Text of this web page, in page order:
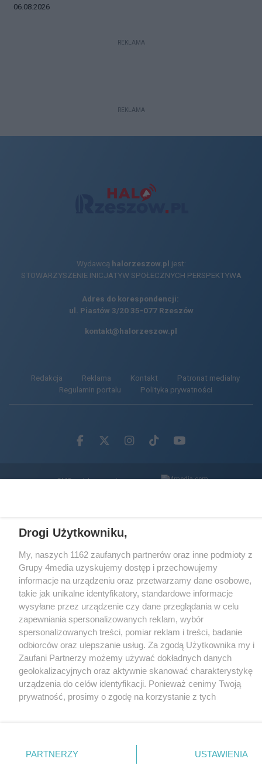
Data dodania galerii:
06.08.2026
REKLAMA
REKLAMA
Wydawcą halorzeszow.pl jest:
STOWARZYSZENIE INICJATYW SPOŁECZNYCH PERSPEKTYWA
Adres do korespondencji:
ul. Piastów 3/20 35-077 Rzeszów
kontakt@halorzeszow.pl
Redakcja Reklama Kontakt
Patronat medialny
Regulamin portalu
Polityka prywatności
Facebook.com
X.comInstagram.com
Tiktok.comYoutube.com
CMS portalu przygotowany przez
Drogi Użytkowniku,
My, naszych 1162 zaufanych partnerów oraz inne podmioty z
Grupy 4media uzyskujemy dostęp i przechowujemy
informacje na urządzeniu oraz przetwarzamy dane osobowe,
takie jak unikalne identyfikatory, standardowe informacje
wysyłane przez urządzenie czy dane przeglądania w celu
zapewniania spersonalizowanych reklam, wybór
spersonalizowanych treści, pomiar reklam i treści, badanie
odbiorców oraz ulepszanie usług. Za zgodą Użytkownika my i
Zaufani Partnerzy możemy używać dokładnych danych
geolokalizacyjnych oraz aktywnie skanować charakterystykę
urządzenia do celów identyfikacji. Ponieważ cenimy Twoją
prywatność, prosimy o zgodę na korzystanie z tych
. Niektóre rodzaje przetwarzania
PARTNERZY USTAWIENIA